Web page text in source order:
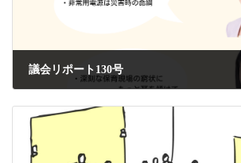
議会リポート130号